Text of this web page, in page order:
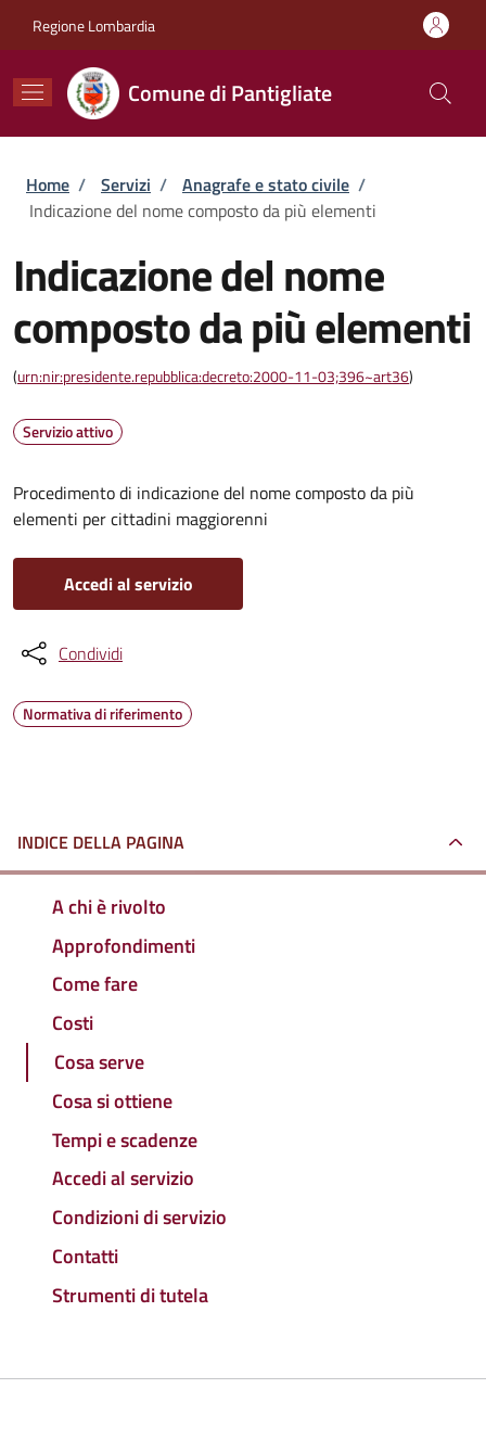
Regione Lombardia
Comune di Pantigliate
Briciole di pane
Home / Servizi / Anagrafe e stato civile /
Indicazione del nome composto da più elementi
Indicazione del nome
composto da più elementi
(urn:nir:presidente.repubblica:decreto:2000-11-03;396~art36)
Servizio attivo
Procedimento di indicazione del nome composto da più
elementi per cittadini maggiorenni
Accedi al servizio
Condividi
Normativa di riferimento
INDICE DELLA PAGINA
A chi è rivolto
Approfondimenti
Come fare
Costi
Cosa serve
Cosa si ottiene
Tempi e scadenze
Accedi al servizio
Condizioni di servizio
Contatti
Strumenti di tutela